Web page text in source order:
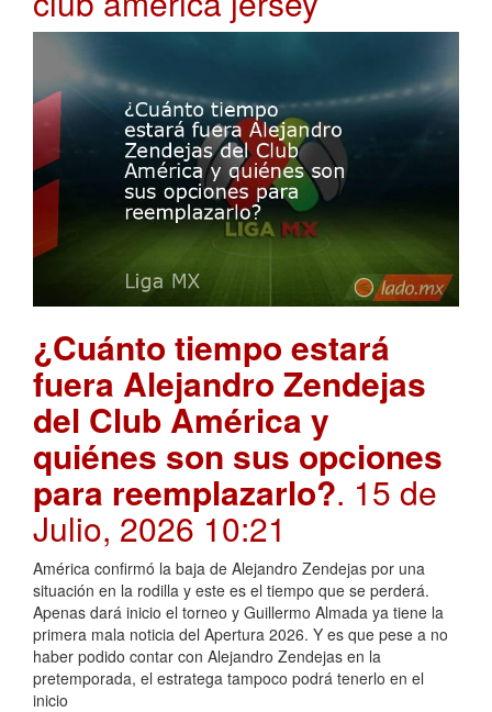
¿Cuánto tiempo estará
fuera Alejandro Zendejas
del Club América y
quiénes son sus opciones
para reemplazarlo?. 15 de
Julio, 2026 10:21
América confirmó la baja de Alejandro Zendejas por una
situación en la rodilla y este es el tiempo que se perderá.
Apenas dará inicio el torneo y Guillermo Almada ya tiene la
primera mala noticia del Apertura 2026. Y es que pese a no
haber podido contar con Alejandro Zendejas en la
pretemporada, el estratega tampoco podrá tenerlo en el
inicio